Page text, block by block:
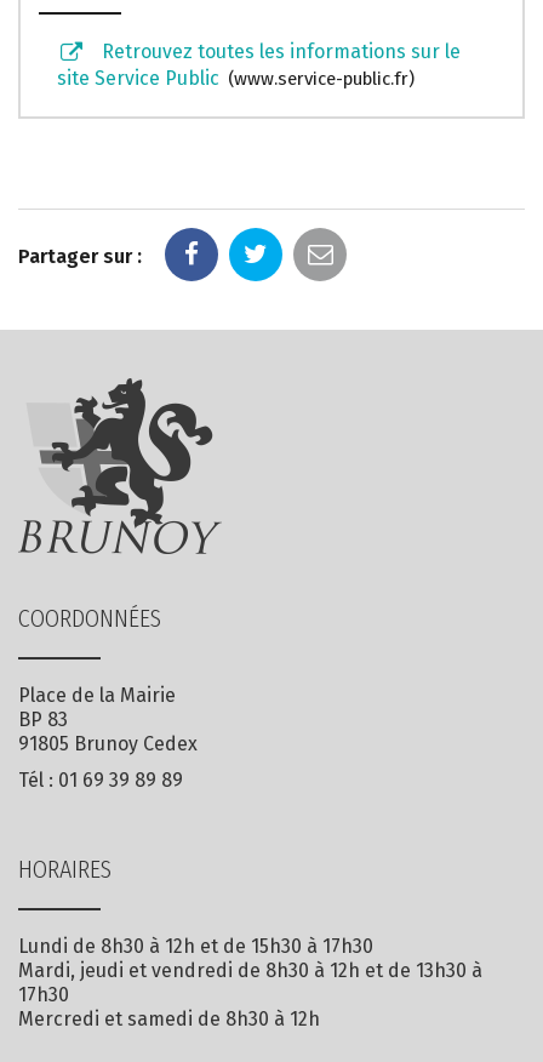
Retrouvez toutes les informations sur le
site Service Public
www.service-public.fr
Partager sur :
COORDONNÉES
Place de la Mairie
BP 83
91805 Brunoy Cedex
Tél : 01 69 39 89 89
HORAIRES
Lundi de 8h30 à 12h et de 15h30 à 17h30
Mardi, jeudi et vendredi de 8h30 à 12h et de 13h30 à
17h30
Mercredi et samedi de 8h30 à 12h